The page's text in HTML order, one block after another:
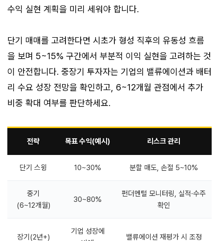
수익 실현 계획을 미리 세워야 합니다.
단기 매매를 고려한다면 시초가 형성 직후의 유동성 흐름
을 보며 5~15% 구간에서 부분적 이익 실현을 고려하는 것
이 안전합니다. 중장기 투자자는 기업의 밸류에이션과 배터
리 수요 성장 전망을 확인하고, 6~12개월 관점에서 추가
비중 확대 여부를 판단하세요.
전략 목표 수익(예시) 리스크 관리
단기 스윙 10~30% 분할 매도, 손절 5~10%
중기
(6~12개월)
30~80%
펀더멘털 모니터링, 실적·수주
확인
장기(2년+)
기업 성장에
밸류에이션 재평가 시 조정